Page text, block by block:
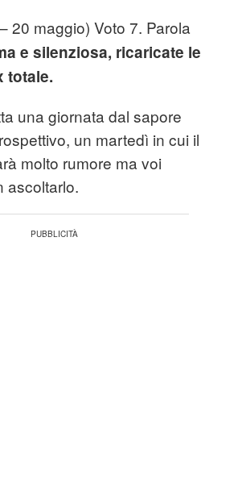
20 maggio) Voto 7. Parola
e silenziosa, ricaricate le
totale.
una giornata dal sapore
un martedì in cui il
molto rumore ma voi
ascoltarlo.